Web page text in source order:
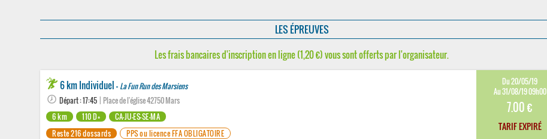
LES ÉPREUVES
Les frais bancaires d'inscription en ligne (1,20 €) vous sont offerts par l'organisateur.
6 km Individuel - La Fun Run des Marsiens
Départ : 17:45 | Place de l'église 42750 Mars
6 km
110 D+
CA-JU-ES-SE-MA
Reste 216 dossards
PPS ou licence FFA OBLIGATOIRE
Du 20/05/19
Au 31/08/19 09h00
7.00 €
TARIF EXPIRÉ